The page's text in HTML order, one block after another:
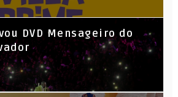
DVD Mensageiro do